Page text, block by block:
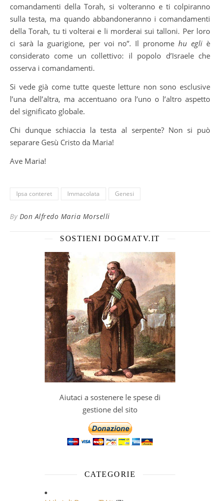
comandamenti della Torah, si volteranno e ti colpiranno
sulla testa, ma quando abbandoneranno i comandamenti
della Torah, tu ti volterai e li morderai sui talloni. Per loro
ci sarà la guarigione, per voi no”. Il pronomehu egli è
considerato come un collettivo: il popolo d’Israele che
osserva i comandamenti.
Si vede già come tutte queste letture non sono esclusive
l’una dell’altra, ma accentuano ora l’uno o l’altro aspetto
del significato globale.
Chi dunque schiaccia la testa al serpente? Non si può
separare Gesù Cristo da Maria!
Ave Maria!
Ipsa conteret Immacolata Genesi
By Don Alfredo Maria Morselli
SOSTIENI DOGMATV.IT
Aiutaci a sostenere le spese di
gestione del sito
CATEGORIE